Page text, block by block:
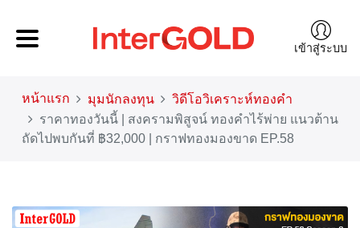
เข้าสู่ระบบ
หน้าแรก มุมนักลงทุน
วิดีโอวิเคราะห์ทองคำ
ราคาทองวันนี้ | สงครามพิสูจน์ ทองคำไร้พ่าย แนวต้าน
ถัดไปพบกันที่ ฿32,000 | กราฟทองมองขาด EP.58